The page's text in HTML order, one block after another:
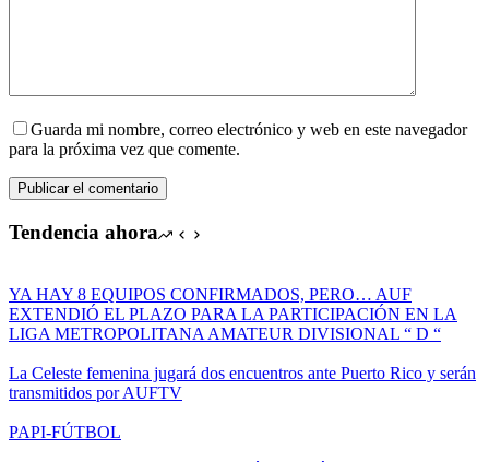
Guarda mi nombre, correo electrónico y web en este navegador
para la próxima vez que comente.
Publicar el comentario
Tendencia ahora
YA HAY 8 EQUIPOS CONFIRMADOS, PERO… AUF
EXTENDIÓ EL PLAZO PARA LA PARTICIPACIÓN EN LA
LIGA METROPOLITANA AMATEUR DIVISIONAL “ D “
La Celeste femenina jugará dos encuentros ante Puerto Rico y serán
transmitidos por AUFTV
PAPI-FÚTBOL